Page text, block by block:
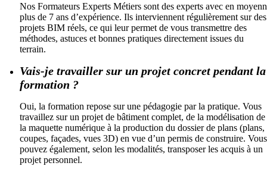
Nos Formateurs Experts Métiers sont des experts avec en
plus de 7 ans d’expérience. Ils interviennent régulièrement sur des
projets BIM réels, ce qui leur permet de vous transmettre des
méthodes, astuces et bonnes pratiques directement issues du
terrain.
Vais-je travailler sur un projet concret pendant la
formation ?
Oui, la formation repose sur une pédagogie par la pratique. Vous
travaillez sur un projet de bâtiment complet, de la modélisation de
la maquette numérique à la production du dossier de plans (plans,
coupes, façades, vues 3D) en vue d’un permis de construire. Vous
pouvez également, selon les modalités, transposer les acquis à un
projet personnel.